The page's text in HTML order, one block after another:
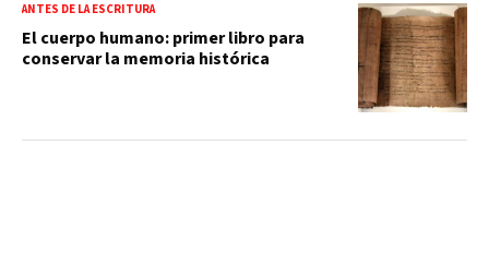
ANTES DE LA ESCRITURA
El cuerpo humano: primer libro para
conservar la memoria histórica